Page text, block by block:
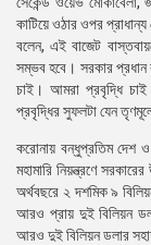
কাটিয়ে ওঠার ওপর প্রাধান্য
বলেন, এই বাজেট
সম্ভব হবে। সরকার প্রধান
চাই। আমরা প্রবৃদ্ধি
প্রবৃদ্ধির সুফলটা যেন
করোনায় বন্ধুপ্রতিম দেশ ও
মহামারি নিয়ন্ত্রণে
অর্থবছরে ২ দশমিক ৯
আরও প্রায় দুই বিলিয়ন
আরও দুই বিলিয়ন ডলার